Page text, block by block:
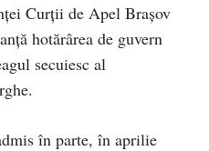
Curții de Apel Brașov
hotărârea de guvern
secuiesc al
în parte, în aprilie